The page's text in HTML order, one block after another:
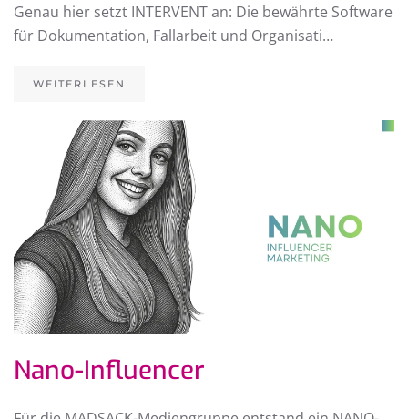
Genau hier setzt INTERVENT an: Die bewährte Software
für Dokumentation, Fallarbeit und Organisati…
WEITERLESEN
Nano-Influencer